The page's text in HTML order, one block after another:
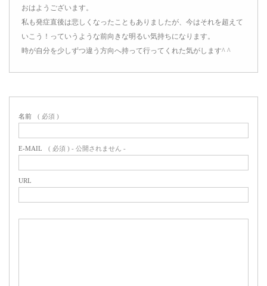
おはようございます。
私も発症直後は悲しくなったこともありましたが、今はそれを超えて
いこう！っていうような前向きな明るい気持ちになります。
時が自分を少しずつ違う方向へ持って行ってくれた気がします^ ^
名前 ( 必須 )
E-MAIL ( 必須 ) - 公開されません -
URL